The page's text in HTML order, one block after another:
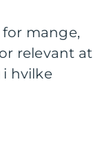
mange,
relevant at
hvilke